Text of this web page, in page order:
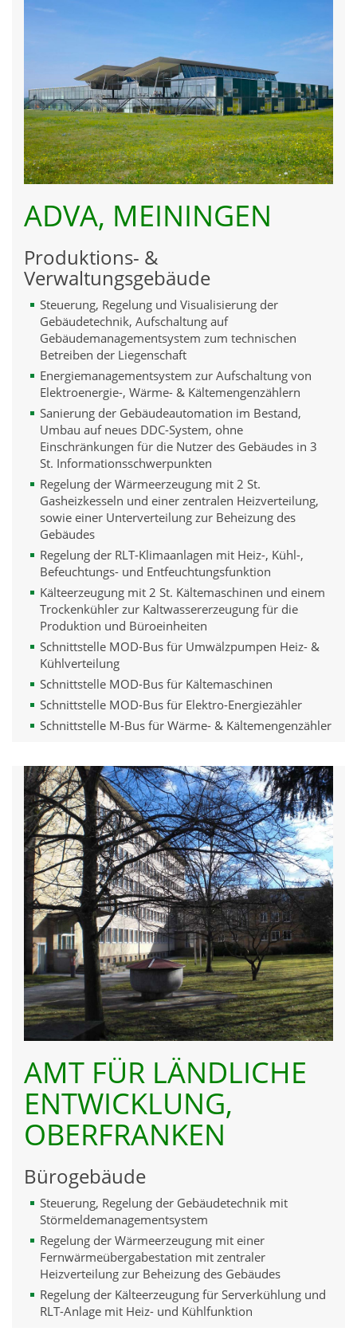
ADVA, MEININGEN
Produktions- &
Verwaltungsgebäude
Steuerung, Regelung und Visualisierung der
Gebäudetechnik, Aufschaltung auf
Gebäudemanagementsystem zum technischen
Betreiben der Liegenschaft
Energiemanagementsystem zur Aufschaltung von
Elektroenergie-, Wärme- & Kältemengenzählern
Sanierung der Gebäudeautomation im Bestand,
Umbau auf neues DDC-System, ohne
Einschränkungen für die Nutzer des Gebäudes in 3
St. Informationsschwerpunkten
Regelung der Wärmeerzeugung mit 2 St.
Gasheizkesseln und einer zentralen Heizverteilung,
sowie einer Unterverteilung zur Beheizung des
Gebäudes
Regelung der RLT-Klimaanlagen mit Heiz-, Kühl-,
Befeuchtungs- und Entfeuchtungsfunktion
Kälteerzeugung mit 2 St. Kältemaschinen und einem
Trockenkühler zur Kaltwassererzeugung für die
Produktion und Büroeinheiten
Schnittstelle MOD-Bus für Umwälzpumpen Heiz- &
Kühlverteilung
Schnittstelle MOD-Bus für Kältemaschinen
Schnittstelle MOD-Bus für Elektro-Energiezähler
Schnittstelle M-Bus für Wärme- & Kältemengenzähler
AMT FÜR LÄNDLICHE
ENTWICKLUNG,
OBERFRANKEN
Bürogebäude
Steuerung, Regelung der Gebäudetechnik mit
Störmeldemanagementsystem
Regelung der Wärmeerzeugung mit einer
Fernwärmeübergabestation mit zentraler
Heizverteilung zur Beheizung des Gebäudes
Regelung der Kälteerzeugung für Serverkühlung und
RLT-Anlage mit Heiz- und Kühlfunktion